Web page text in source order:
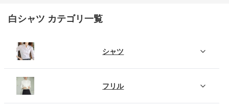
白シャツ カテゴリ一覧
シャツ
フリル